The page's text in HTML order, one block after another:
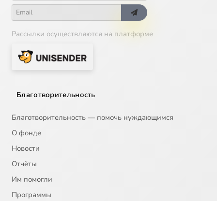
Рассылки осуществляются на платформе
Благотворительность
Благотворительность — помочь нуждающимся
О фонде
Новости
Отчёты
Им помогли
Программы